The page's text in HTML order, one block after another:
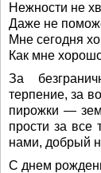
Нежности не
Даже не
Мне сегодня
Как мне
За
терпение, за
пирожки —
прости за все
нами, добрый
С днем